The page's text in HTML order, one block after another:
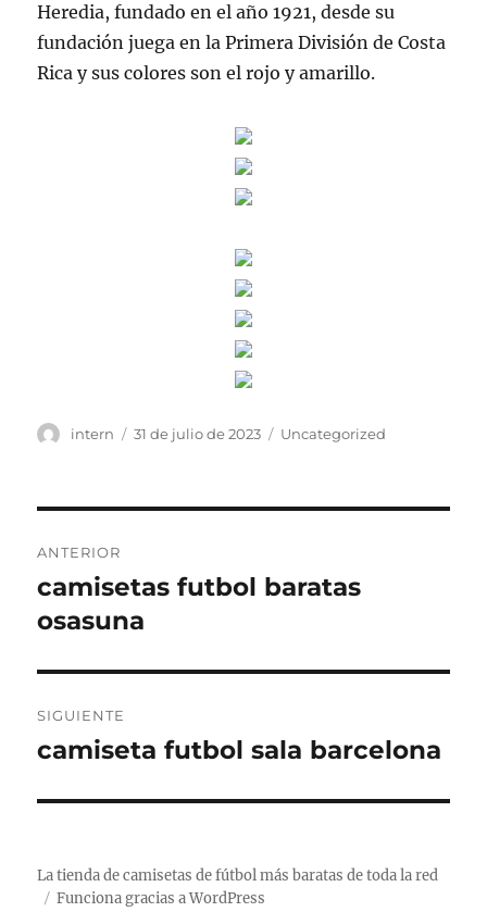
Heredia, fundado en el año 1921, desde su
fundación juega en la Primera División de Costa
Rica y sus colores son el rojo y amarillo.
Autor
intern
Publicado
31 de julio de 2023 Categorías
Uncategorized
de
entradas
ANTERIOR
Entrada
anterior:
camisetas futbol baratas
osasuna
SIGUIENTE
Entrada
camiseta futbol sala barcelona
La tienda de camisetas de fútbol más baratas de toda la red
Funciona gracias a WordPress